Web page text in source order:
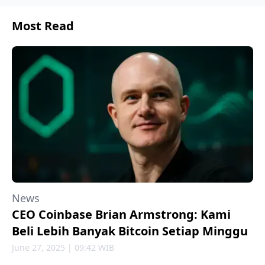
Most Read
News
CEO Coinbase Brian Armstrong: Kami
Beli Lebih Banyak Bitcoin Setiap Minggu
June 27, 2025 | 09:42 WIB